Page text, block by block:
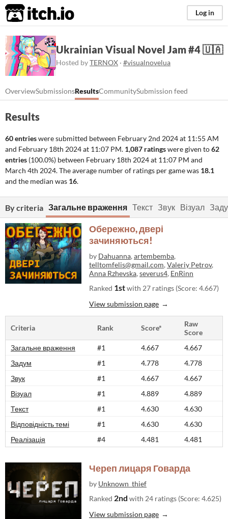
itch.io Log in
Ukrainian Visual Novel Jam #4 🇺🇦
Hosted byTERNOX · #visualnovelua
OverviewSubmissionsResultsCommunitySubmission feed
Results
60 entrieswere submitted between February 2nd 2024 at 11:55 AM
and February 18th 2024 at 11:07 PM. 1,087 ratingswere given to62
entries (100.0%) between February 18th 2024 at 11:07 PM and
March 4th 2024. The average number of ratings per game was 18.1
and the median was 16.
By criteria Загальне враження Текст Звук Візуал
Обережно, двері
зачиняються!
by Dahuanna, artembemba,
telltomfelis@gmail.com, Valeriy Petrov,
Anna Rzhevska, severus4, EnRinn
Ranked 1stwith 27 ratings (Score: 4.667)
View submission page
Criteria Rank Score*
Raw
Score
Загальне враження
#1 4.667
4.667
Задум
#1 4.778
4.778
Звук
#1 4.667
4.667
Візуал
#1 4.889
4.889
Текст
#1 4.630
4.630
Відповідність темі
#1 4.630
4.630
Реалізація
#4 4.481 4.481
Череп лицаря Говарда
by Unknown_thief
Ranked 2nd with 24 ratings (Score: 4.625)
View submission page